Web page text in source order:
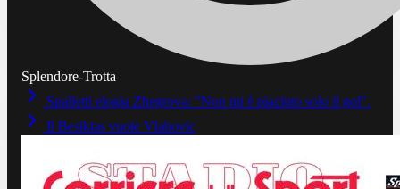
Splendore-Trotta
Spalletti elogia Zhegrova: "Non mi è piaciuto solo il gol".
Il Besiktas vuole Vlahovic